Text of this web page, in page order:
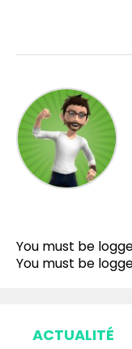
You must be
You must be
ACTUALITÉ